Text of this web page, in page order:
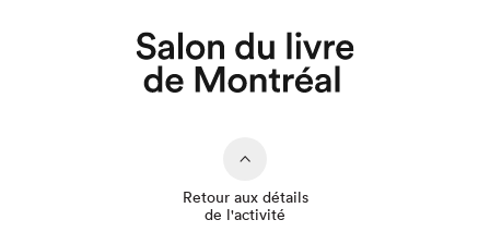
Retour aux détails
de l'activité